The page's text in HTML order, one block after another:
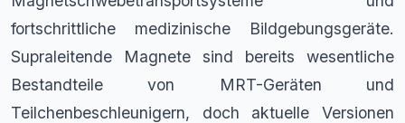
fortschrittliche medizinische Bildgebungsgeräte.
Supraleitende Magnete sind bereits wesentliche
Bestandteile von MRT-Geräten und
Teilchenbeschleunigern, doch aktuelle Versionen